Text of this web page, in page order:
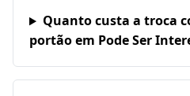
Quanto custa a troca
portão em Pode Ser